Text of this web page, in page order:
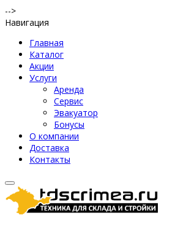
-->
Навигация
Главная
Каталог
Акции
Услуги
Аренда
Сервис
Эвакуатор
Бонусы
О компании
Доставка
Контакты